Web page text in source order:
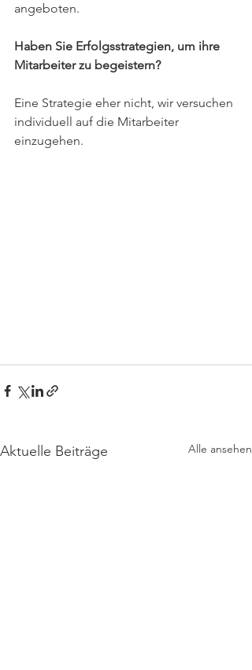
angeboten.
Haben Sie Erfolgsstrategien, um ihre
Mitarbeiter zu begeistern?
Eine Strategie eher nicht, wir versuchen
individuell auf die Mitarbeiter
einzugehen.
Aktuelle Beiträge Alle ansehen